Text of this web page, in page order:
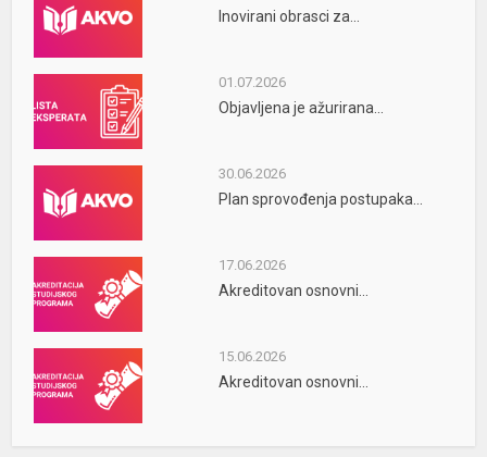
Inovirani obrasci za...
01.07.2026
Objavljena je ažurirana...
30.06.2026
Plan sprovođenja postupaka...
17.06.2026
Akreditovan osnovni...
15.06.2026
Akreditovan osnovni...